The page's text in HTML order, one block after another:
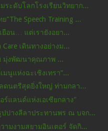
ะดับโลกโรงเรียนวิทยาก...
"The Speech Training ...
อน… แต่เรายังอยา...
Care เดินทางอย่างม...
มุ่งพัฒนาคุณภาพ ...
นูแห่งฉะเชิงเทรา”...
ลดนตรีสุดยิ่งใหญ่ ท่ามกลา...
ร์แลนด์แห่งเอเซียกลาง"
ปางลีลาประทานพร ณ บจก...
ามงามสยามอินเตอร์ จัดกิ...